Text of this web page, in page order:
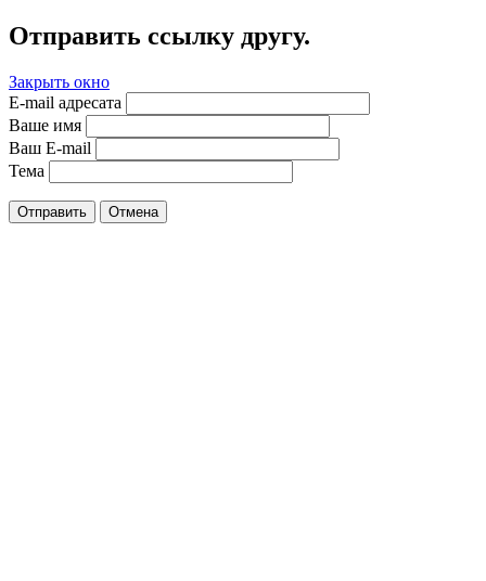
Отправить ссылку другу.
Закрыть окно
E-mail адресата
Ваше имя
Ваш E-mail
Тема
Отправить Отмена